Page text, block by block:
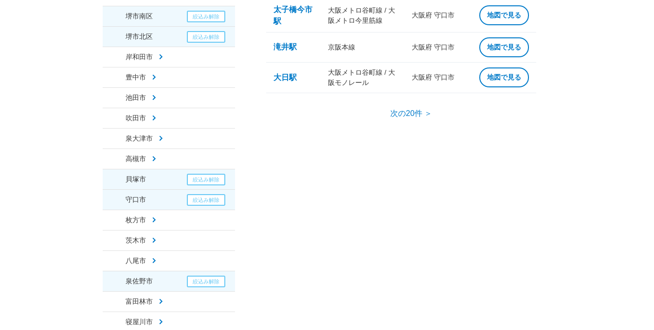
堺市南区
堺市北区
岸和田市
豊中市
池田市
吹田市
泉大津市
高槻市
貝塚市
守口市
枚方市
茨木市
八尾市
泉佐野市
富田林市
寝屋川市
太子橋今市
駅
大阪メトロ谷町線 / 大
阪メトロ今里筋線
大阪府 守口市 地図で見る
滝井駅 京阪本線 大阪府 守口市 地図で見る
大日駅
大阪メトロ谷町線 / 大
阪モノレール
大阪府 守口市 地図で見る
次の20件 ＞